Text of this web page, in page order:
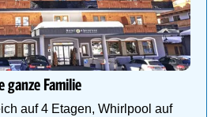
ganze Familie
auf 4 Etagen, Whirlpool auf